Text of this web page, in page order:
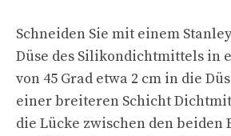
Schneiden Sie mit einem
Düse des Silikondichtmittels in
von 45 Grad etwa 2 cm in die
einer breiteren Schicht
die Lücke zwischen den beiden